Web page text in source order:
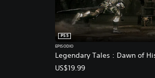
Legendary Tales : Dawn of
PS5
EPISODIO
US$19.99